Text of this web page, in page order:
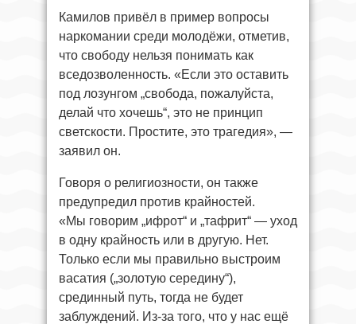
Камилов привёл в пример вопросы
наркомании среди молодёжи, отметив,
что свободу нельзя понимать как
вседозволенность. «Если это оставить
под лозунгом „свобода, пожалуйста,
делай что хочешь“, это не принцип
светскости. Простите, это трагедия», —
заявил он.
Говоря о религиозности, он также
предупредил против крайностей.
«Мы говорим „ифрот“ и „тафрит“ — уход
в одну крайность или в другую. Нет.
Только если мы правильно выстроим
васатия („золотую середину“),
срединный путь, тогда не будет
заблуждений. Из-за того, что у нас ещё